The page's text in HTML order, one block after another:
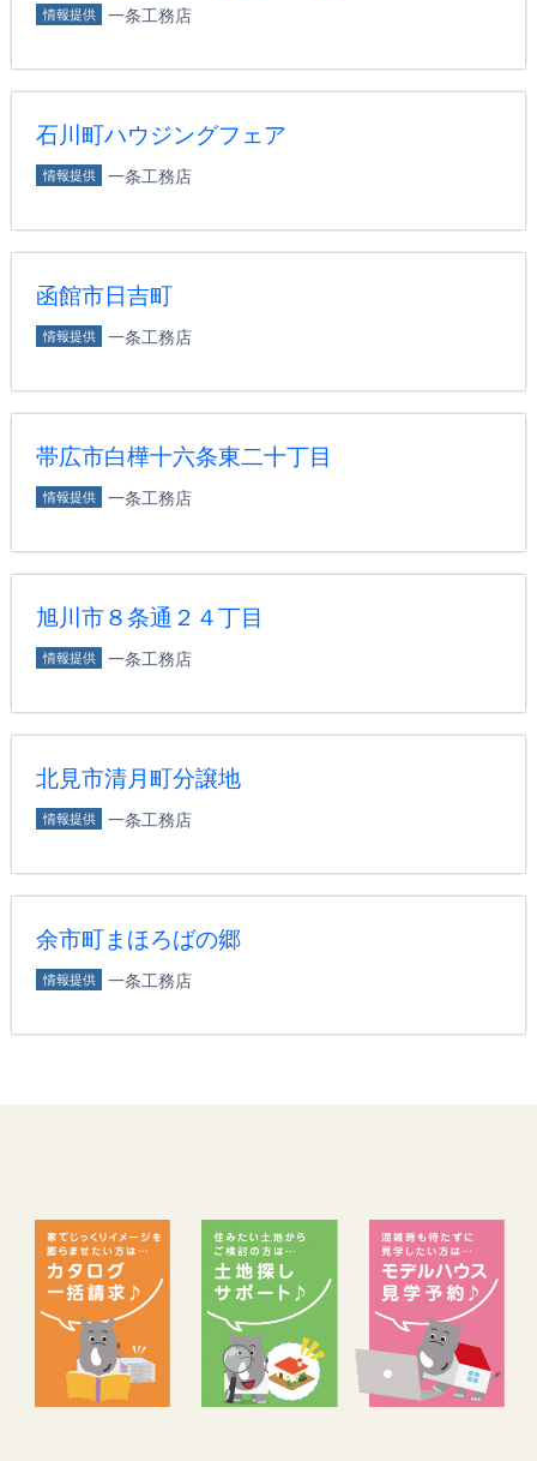
情報提供 一条工務店
石川町ハウジングフェア
情報提供 一条工務店
函館市日吉町
情報提供 一条工務店
帯広市白樺十六条東二十丁目
情報提供 一条工務店
旭川市８条通２４丁目
情報提供 一条工務店
北見市清月町分譲地
情報提供 一条工務店
余市町まほろばの郷
情報提供 一条工務店